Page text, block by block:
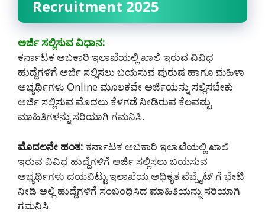
Recruitment 2025
ಅರ್ಜಿ ಸಲ್ಲಿಸುವ ವಿಧಾನ:
ಕರ್ನಾಟಕ ಅಬಕಾರಿ ಇಲಾಖೆಯಲ್ಲಿ ಖಾಲಿ ಇರುವ ವಿವಿಧ
ಹುದ್ದೆಗಳಿಗೆ ಅರ್ಜಿ ಸಲ್ಲಿಸಲು ಬಯಸುವ ಪುರುಷ ಹಾಗೂ ಮಹಿಳಾ
ಅಭ್ಯರ್ಥಿಗಳು Online ಮೂಲಕವೇ ಅರ್ಜಿಯನ್ನು ಸಲ್ಲಿಸಬೇಕು
ಅರ್ಜಿ ಸಲ್ಲಿಸುವ ಮೊದಲು ಕೆಳಗಡೆ ನೀಡಿರುವ ಕೆಲವಷ್ಟು
ಮಾಹಿತಿಗಳನ್ನು ಸರಿಯಾಗಿ ಗಮನಿಸಿ.
ಮೊದಲನೇ ಹಂತ: ಕರ್ನಾಟಕ ಅಬಕಾರಿ ಇಲಾಖೆಯಲ್ಲಿ ಖಾಲಿ
ಇರುವ ವಿವಿಧ ಹುದ್ದೆಗಳಿಗೆ ಅರ್ಜಿ ಸಲ್ಲಿಸಲು ಬಯಸುವ
ಅಭ್ಯರ್ಥಿಗಳು ದಯವಿಟ್ಟು ಇಲಾಖೆಯ ಅಧಿಕೃತ ವೆಬ್ಸೈಟ್ ಗೆ ಭೇಟಿ
ನೀಡಿ ಅಲ್ಲಿ ಹುದ್ದೆಗಳಿಗೆ ಸಂಬಂಧಿಸಿದ ಮಾಹಿತಿಯನ್ನು ಸರಿಯಾಗಿ
ಗಮನಿಸಿ.